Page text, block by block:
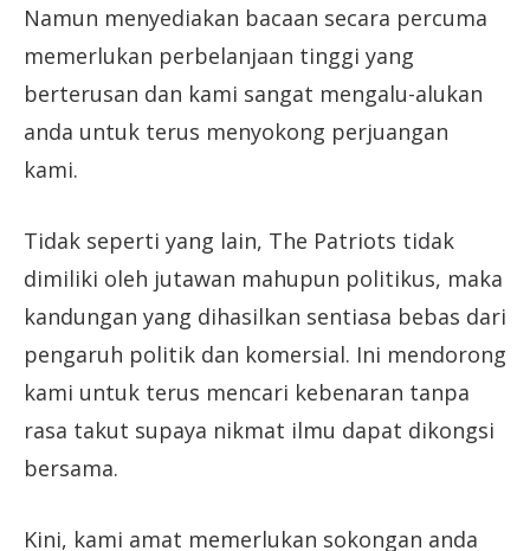
Namun menyediakan bacaan secara percuma
memerlukan perbelanjaan tinggi yang
berterusan dan kami sangat mengalu-alukan
anda untuk terus menyokong perjuangan
kami.
Tidak seperti yang lain, The Patriots tidak
dimiliki oleh jutawan mahupun politikus, maka
kandungan yang dihasilkan sentiasa bebas dari
pengaruh politik dan komersial. Ini mendorong
kami untuk terus mencari kebenaran tanpa
rasa takut supaya nikmat ilmu dapat dikongsi
bersama.
Kini, kami amat memerlukan sokongan anda